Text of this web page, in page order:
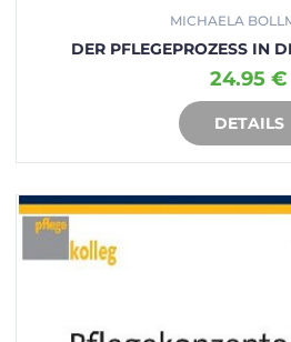
MICHAELA
DER PFLEGEPROZESS IN
24.95 €
DETAILS
IN DEN